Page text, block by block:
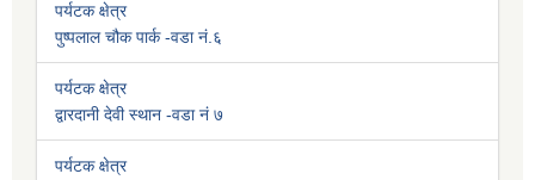
पर्यटक क्षेत्र
पुष्पलाल चौक पार्क -वडा नं.६
पर्यटक क्षेत्र
द्वारदानी देवी स्थान -वडा नं ७
पर्यटक क्षेत्र